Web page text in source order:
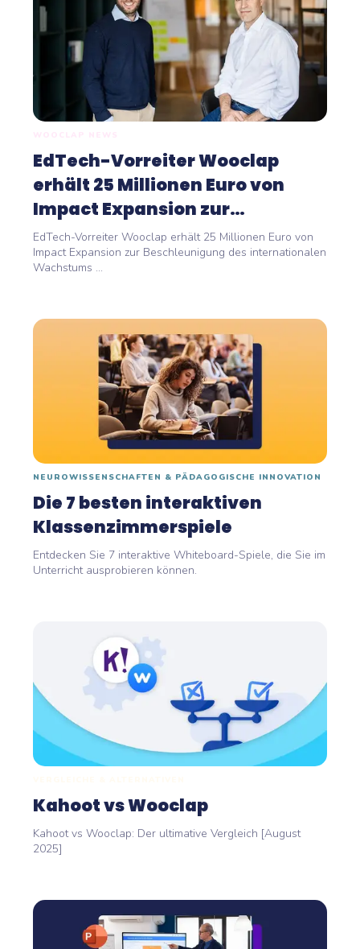
EdTech-Vorreiter Wooclap
erhält 25 Millionen Euro von
Impact Expansion zur
Beschleunigung des...
EdTech-Vorreiter Wooclap erhält 25 Millionen Euro von
Impact Expansion zur Beschleunigung des internationalen
Wachstums ...
NEUROWISSENSCHAFTEN & PÄDAGOGISCHE INNOVATION
Die 7 besten interaktiven
Klassenzimmerspiele
Entdecken Sie 7 interaktive Whiteboard-Spiele, die Sie im
Unterricht ausprobieren können.
Kahoot vs Wooclap
Kahoot vs Wooclap: Der ultimative Vergleich [August
2025]